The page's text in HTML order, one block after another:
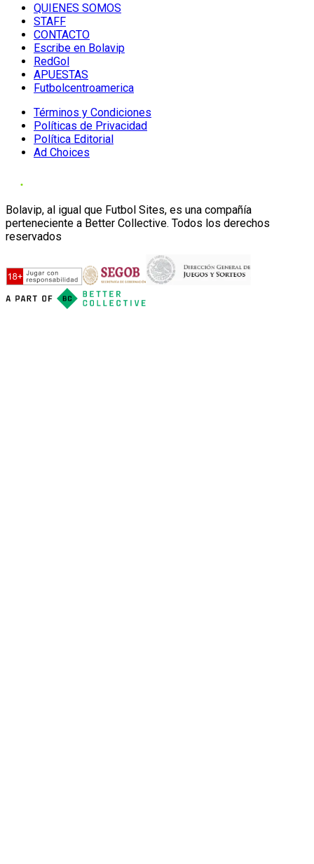
QUIENES SOMOS
STAFF
CONTACTO
Escribe en Bolavip
RedGol
APUESTAS
Futbolcentroamerica
Términos y Condiciones
Políticas de Privacidad
Política Editorial
Ad Choices
Bolavip, al igual que Futbol Sites, es una compañía
perteneciente a Better Collective. Todos los derechos
reservados